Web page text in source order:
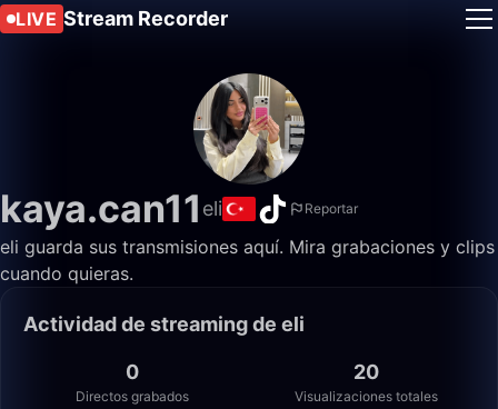
LIVE Stream Recorder
kaya.can11 eli Reportar
eli guarda sus transmisiones aquí. Mira grabaciones y clips
cuando quieras.
Actividad de streaming de eli
0
Directos grabados
20
Visualizaciones totales